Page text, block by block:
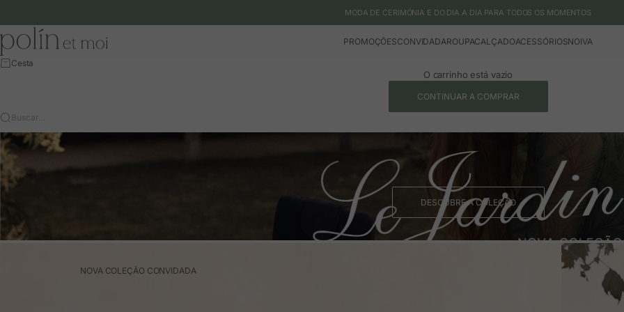
MODA DE CERIMÓNIA E DO DIA A DIA PARA TODOS OS MOMENTOS
Polín et moi - EU
PROMOÇÕESCONVIDADAROUPACALÇADOACESSÓRIOSNOIVA
Cesta
O carrinho está vazio
CONTINUAR A COMPRAR
Buscar…
DESCUBRE A COLEÇÃO
NOVA COLEÇÃO CONVIDADA